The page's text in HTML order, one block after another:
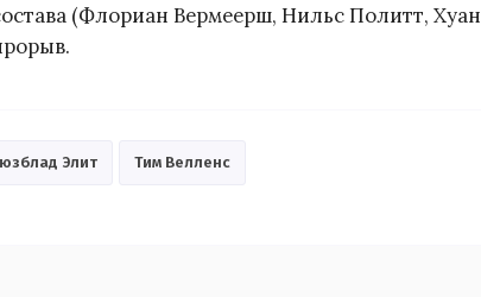
(Флориан Вермеерш, Нильс Политт, Хуан
Элит Тим Велленс